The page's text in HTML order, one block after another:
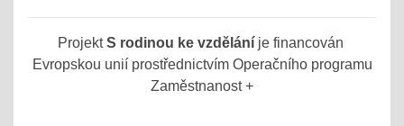
ProjektS rodinou ke vzděláníje financován
Evropskou unií prostřednictvím Operačního programu
Zaměstnanost +